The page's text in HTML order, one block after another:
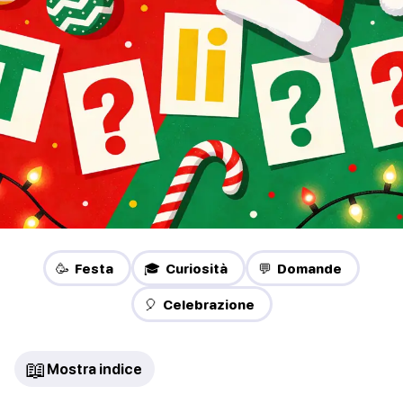
🥳 Festa 🎓 Curiosità 💬 Domande
🎈 Celebrazione
📖 Mostra indice